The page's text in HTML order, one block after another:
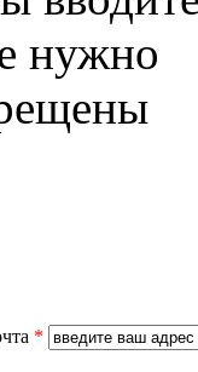
нужно
*